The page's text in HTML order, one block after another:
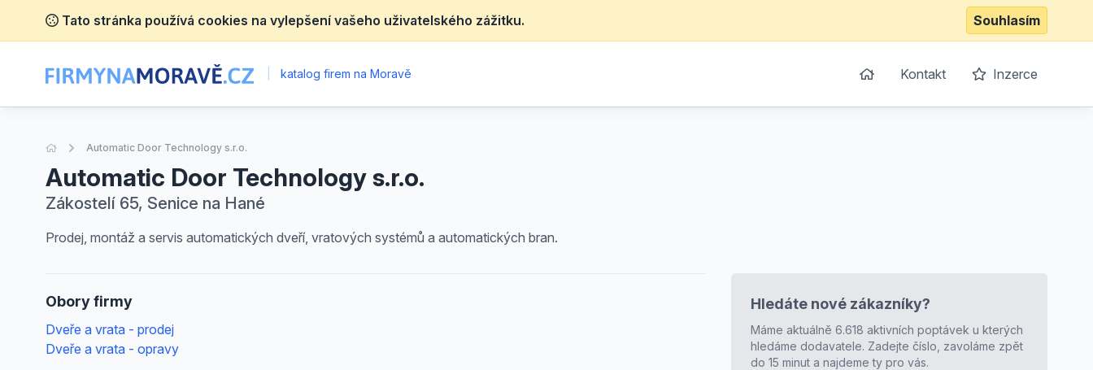
Tato stránka používá cookies na vylepšení vašeho uživatelského zážitku. Souhlasím
katalog firem na Moravě Kontakt Inzerce
Úvodní stránka
Automatic Door Technology s.r.o.
Automatic Door Technology s.r.o.
Zákostelí 65, Senice na Hané
Prodej, montáž a servis automatických dveří, vratových systémů a automatických bran.
Obory firmy
Dveře a vrata - prodej
Dveře a vrata - opravy
Hledáte nové zákazníky?
Máme aktuálně 6.618 aktivních poptávek u kterých
hledáme dodavatele. Zadejte číslo, zavoláme zpět
do 15 minut a najdeme ty pro vás.